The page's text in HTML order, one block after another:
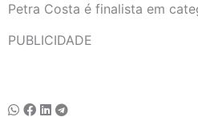
Petra Costa é finalista em
PUBLICIDADE